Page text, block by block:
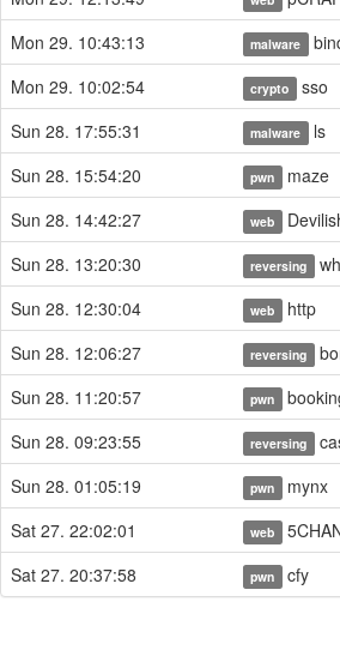
Mon 29. 10:43:13
malware
Mon 29. 10:02:54
crypto sso
Sun 28. 17:55:31
malware ls
Sun 28. 15:54:20
pwn maze
Sun 28. 14:42:27
web
Sun 28. 13:20:30
reversing
Sun 28. 12:30:04
web http
Sun 28. 12:06:27
reversing
Sun 28. 11:20:57
pwn
Sun 28. 09:23:55
reversing
Sun 28. 01:05:19
pwn mynx
Sat 27. 22:02:01
web
Sat 27. 20:37:58
pwn cfy